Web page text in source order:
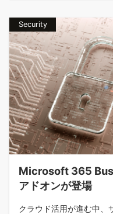
Security
Microsoft 365
アドオンが登場
クラウド活用が進む中、